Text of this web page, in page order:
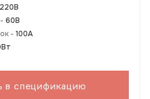
220В
60В
- 100А
в спецификацию